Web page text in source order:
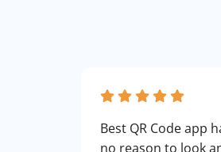
Best QR Code app
no reason to look